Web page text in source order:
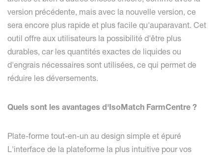
version précédente, mais avec la nouvelle version, ce
sera encore plus rapide et plus facile qu'auparavant. Cet
outil offre aux utilisateurs la possibilité d'être plus
durables, car les quantités exactes de liquides ou
d'engrais nécessaires sont utilisées, ce qui permet de
réduire les déversements.
Quels sont les avantages d'IsoMatch FarmCentre ?
Plate-forme tout-en-un au design simple et épuré
L'interface de la plateforme la plus intuitive pour vos